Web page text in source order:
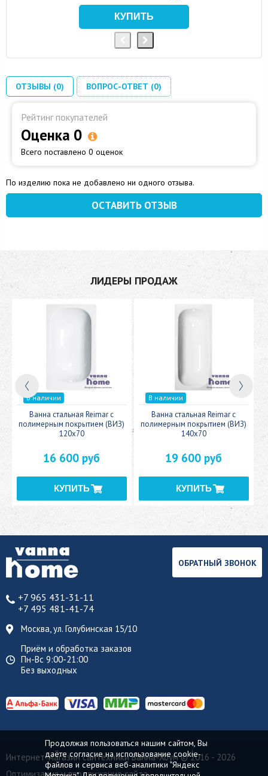
ОТЗЫВЫ (0) ВОПРОС-ОТВЕТ (0)
Рейтинг покупателей
Оценка 0
Всего поставлено 0 оценок
По изделию пока не добавлено ни одного отзыва.
ОСТАВИТЬ ОТЗЫВ
ЛИДЕРЫ ПРОДАЖ
В наличии
Ванна стальная Reimar с
полимерным покрытием (ВИЗ)
120x70
16 600 руб
В наличии
Ванна стальная Reimar с
полимерным покрытием (ВИЗ)
140x70
19 600 руб
+7 965 431-31-11
+7 495 481-41-74
Москва, ул. Голубинская 15/10
Приём и обработка заказов
Пн-Вс 9:00-21:00
Без выходных
ОБРАТНЫЙ ЗВОНОК
Интернет-магазин сантехники Ванна-Хоум© 2016 - 2026
Продолжая пользоваться нашим сайтом, Вы
даёте согласие на использование cookie-
файлов и сервиса веб-аналитики "Яндекс